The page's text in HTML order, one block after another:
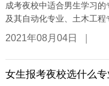
成考夜校中适合男生学习
及其自动化专业、土木工程
2021年08月04日 |
女生报考夜校选什么专